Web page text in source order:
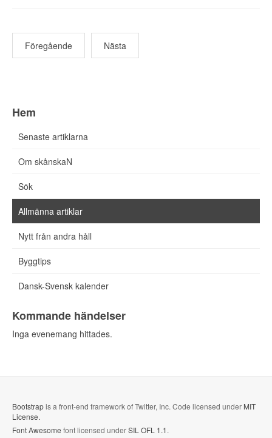
Föregående Nästa
Hem
Senaste artiklarna
Om skånskaN
Sök
Allmänna artiklar
Nytt från andra håll
Byggtips
Dansk-Svensk kalender
Kommande händelser
Inga evenemang hittades.
Bootstrapis a front-end framework of Twitter, Inc. Code licensed under MIT
License.
Font Awesome font licensed underSIL OFL 1.1.